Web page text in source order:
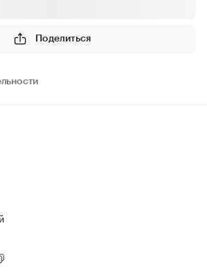
Поделиться